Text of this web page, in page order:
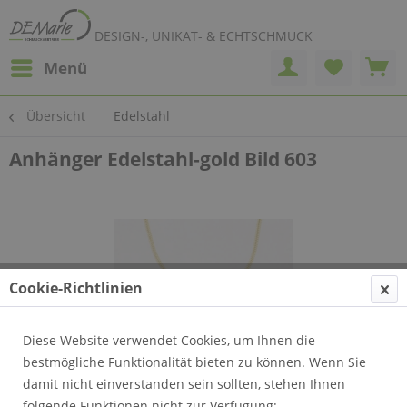
DESIGN-, UNIKAT- & ECHTSCHMUCK
Menü
Übersicht Edelstahl
Anhänger Edelstahl-gold Bild 603
Cookie-Richtlinien
Diese Website verwendet Cookies, um Ihnen die
bestmögliche Funktionalität bieten zu können. Wenn Sie
damit nicht einverstanden sein sollten, stehen Ihnen